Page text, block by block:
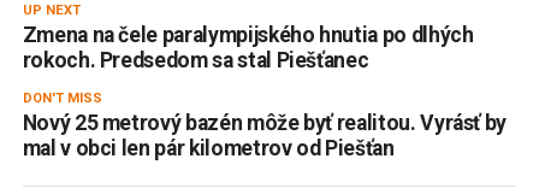
UP NEXT
Zmena na čele paralympijského hnutia po dlhých
rokoch. Predsedom sa stal Piešťanec
DON'T MISS
Nový 25 metrový bazén môže byť realitou. Vyrásť by
mal v obci len pár kilometrov od Piešťan